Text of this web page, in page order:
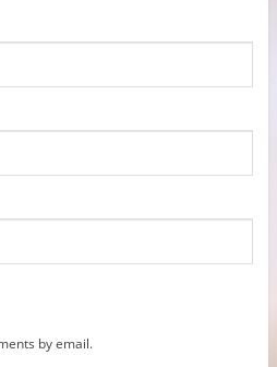
by email.